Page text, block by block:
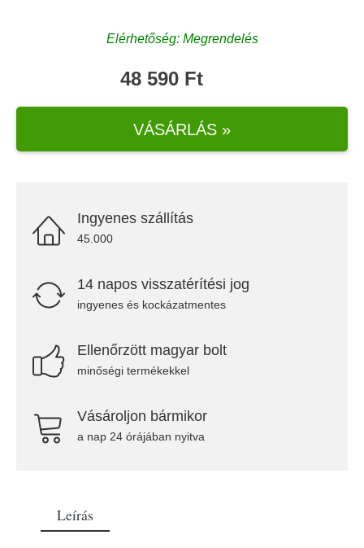
Elérhetőség: Megrendelés
48 590 Ft
VÁSÁRLÁS »
Ingyenes szállítás
45.000
14 napos visszatérítési jog
ingyenes és kockázatmentes
Ellenőrzött magyar bolt
minőségi termékekkel
Vásároljon bármikor
a nap 24 órájában nyitva
Leírás